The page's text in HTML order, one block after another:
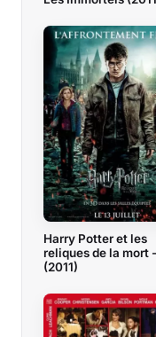
Harry Potter et les
reliques de la mort
(2011)